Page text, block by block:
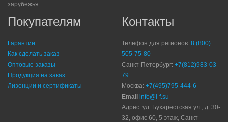
зарубежья
Покупателям
Гарантии
Как сделать заказ
Оптовые заказы
Продукция на заказ
Лизенции и сертификаты
Контакты
Телефон для регионов: 8 (800)
505-75-80
Санкт-Петербург: +7(812)983-03-
79
Москва: +7(495)795-444-6
Email info@i-f.su
Адрес: ул. Бухарестская ул., д. 30-
32, офис 60, 5 этаж, Санкт-